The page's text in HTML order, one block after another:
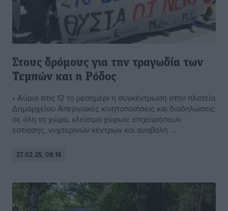
Στους δρόμους για την τραγωδία των
Τεμπών και η Ρόδος
• Αύριο στις 12 το μεσημέρι η συγκέντρωση στην πλατεία
Δημαρχείου Απεργιακές κινητοποιήσεις και διαδηλώσεις
σε όλη τη χώρα, κλείσιμο χώρων, επιχειρήσεων
εστίασης, νυχτερινών κέντρων και αναβολή ...
27.02.25, 08:14